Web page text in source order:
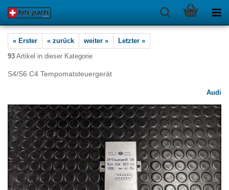
« Erster « zurück weiter »
Letzter »
93 Artikel in dieser Kategorie
S4/S6 C4 Tempomatsteuergerät
Audi